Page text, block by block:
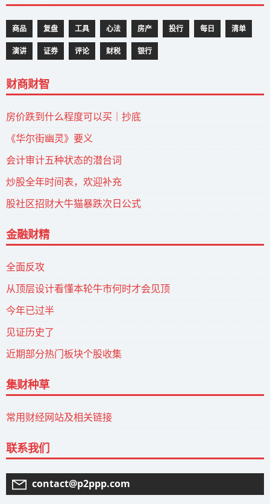
商品 复盘 工具 心法 房产 投行 每日 清单
演讲 证券 评论 财税 银行
财商财智
房价跌到什么程度可以买｜抄底
《华尔街幽灵》要义
会计审计五种状态的潜台词
炒股全年时间表，欢迎补充
股社区招财大牛猫暴跌次日公式
金融财精
全面反攻
从顶层设计看懂本轮牛市何时才会见顶
今年已过半
见证历史了
近期部分热门板块个股收集
集财种草
常用财经网站及相关链接
联系我们
contact@p2ppp.com